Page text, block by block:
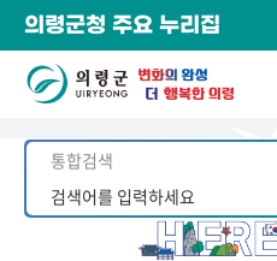
의령군청 주요 누리집